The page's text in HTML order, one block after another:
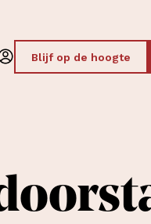
Blijf op de hoogte